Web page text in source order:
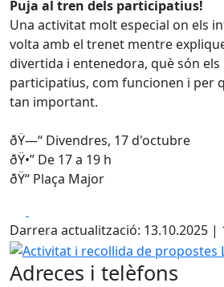
Puja al tren dels participatius!
Una activitat molt especial on els
volta amb el trenet mentre
divertida i entenedora, què són
participatius, com funcionen i per
tan important.
ðŸ—“ Divendres, 17 d'octubre
ðŸ•” De 17 a 19 h
ðŸ“ Plaça Major
Darrera actualització: 13.10.2025 |
Activitat i recollida de propostes LA
Adreces i telèfons